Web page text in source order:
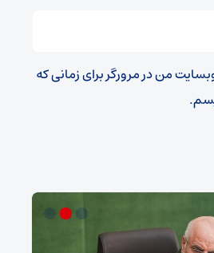
من در مرورگر برای زمانی که